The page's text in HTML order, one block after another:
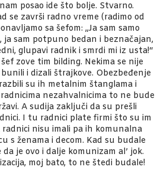
posao ide što bolje. Stvarno.
se završi radno vreme (radimo od
sa šefom: „Ja sam samo
ja sam potpuno bedan i beznačajan,
glupavi radnik i smrdi mi iz usta!“
zove tim bilding. Nekima se nije
i dizali štrajkove. Obezbeđenje
su ih metalnim štanglama i
nezahvalnicima to ne bude
A sudija zaključi da su prešli
I tu radnici plate firmi što su im
nisu imali pa ih komunalna
s ženama i decom. Kad su budale
je ovo i dalje komunizam al’ jok.
moj bato, to ne štedi budale!